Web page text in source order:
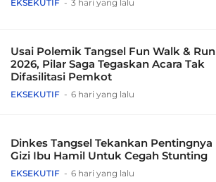
EKSEKUTIF 3 hari yang lalu
Usai Polemik Tangsel Fun Walk & Run
2026, Pilar Saga Tegaskan Acara Tak
Difasilitasi Pemkot
EKSEKUTIF 6 hari yang lalu
Dinkes Tangsel Tekankan Pentingnya
Gizi Ibu Hamil Untuk Cegah Stunting
EKSEKUTIF 6 hari yang lalu